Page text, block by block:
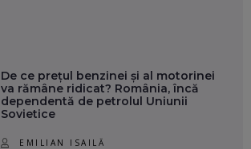
De ce prețul benzinei și al motorinei
va rămâne ridicat? România, încă
dependentă de petrolul Uniunii
Sovietice
EMILIAN ISAILĂ